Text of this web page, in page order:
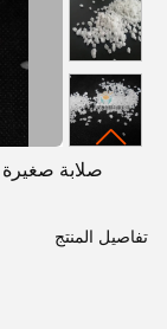
تفاصيل المنتج